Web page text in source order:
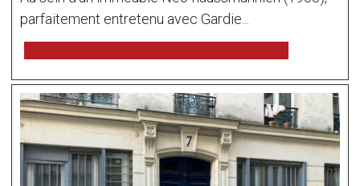
parfaitement entretenu avec Gardie...